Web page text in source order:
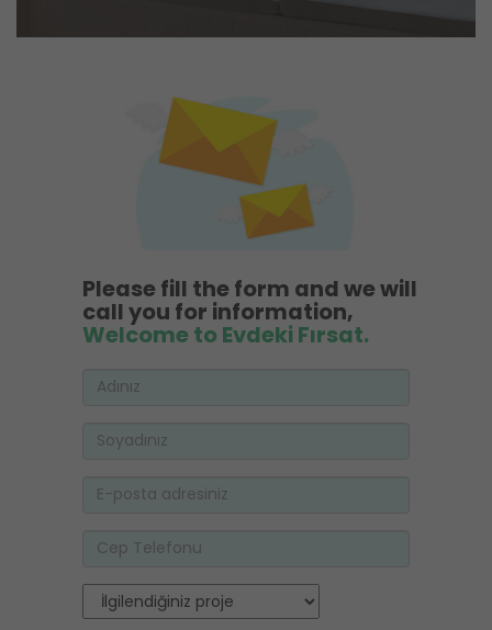
Please fill the form and we will
call you for information,
Welcome to Evdeki Fırsat.